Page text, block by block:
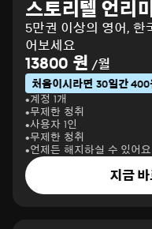
스토리텔 언리
5만권 이상의 영어, 한
어보세요
13800 원 /월
처음이시라면 30일간 400
계정 1개
무제한 청취
사용자 1인
무제한 청취
언제든 해지하실 수 있어요
지금 바